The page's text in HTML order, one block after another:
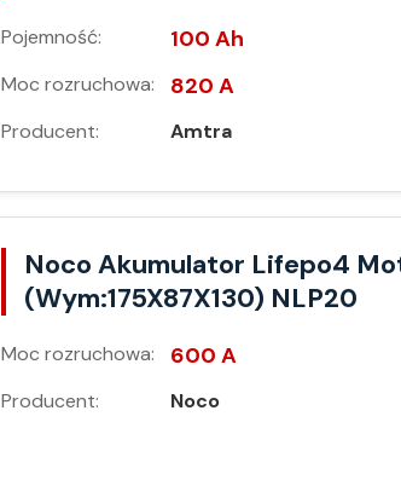
Pojemność: 100 Ah
Moc rozruchowa: 820 A
Producent: Amtra
Noco Akumulator Lifepo4
(Wym:175X87X130) NLP20
Moc rozruchowa: 600 A
Producent: Noco